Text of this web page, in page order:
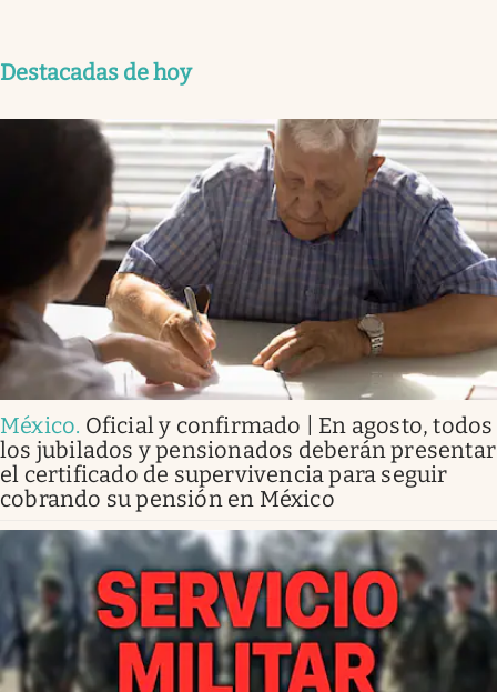
Destacadas de hoy
México. Oficial y confirmado | En agosto, todos
los jubilados y pensionados deberán presentar
el certificado de supervivencia para seguir
cobrando su pensión en México